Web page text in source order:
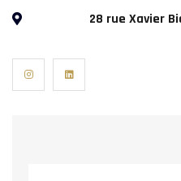
28 rue Xavier